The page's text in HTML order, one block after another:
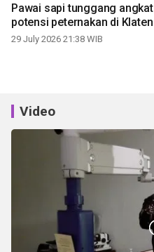
Pawai sapi tunggang angkat
potensi peternakan di Klaten
29 July 2026 21:38 WIB
Video